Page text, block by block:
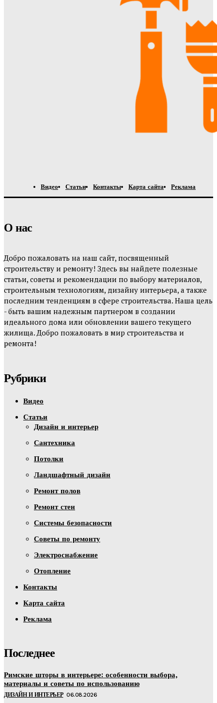
Видео Статьи Контакты Карта сайта Реклама
О нас
Добро пожаловать на наш сайт, посвященный
строительству и ремонту! Здесь вы найдете полезные
статьи, советы и рекомендации по выбору материалов,
строительным технологиям, дизайну интерьера, а также
последним тенденциям в сфере строительства. Наша цель
- быть вашим надежным партнером в создании
идеального дома или обновлении вашего текущего
жилища. Добро пожаловать в мир строительства и
ремонта!
Рубрики
Видео
Статьи
Дизайн и интерьер
Сантехника
Потолки
Ландшафтный дизайн
Ремонт полов
Ремонт стен
Системы безопасности
Советы по ремонту
Электроснабжение
Отопление
Контакты
Карта сайта
Реклама
Последнее
Римские шторы в интерьере: особенности выбора,
материалы и советы по использованию
ДИЗАЙН И ИНТЕРЬЕР 06.08.2026